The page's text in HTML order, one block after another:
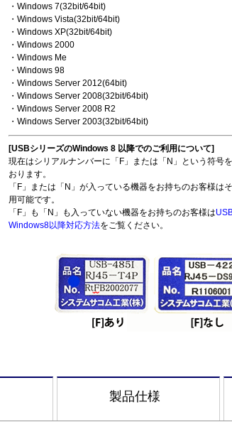
・Windows 7(32bit/64bit)
・Windows Vista(32bit/64bit)
・Windows XP(32bit/64bit)
・Windows 2000
・Windows Me
・Windows 98
・Windows Server 2012(64bit)
・Windows Server 2008(32bit/64bit)
・Windows Server 2008 R2
・Windows Server 2003(32bit/64bit)
[USBシリーズのWindows 8 以降でのご利用について]
現在はシリアルナンバーに「F」または「N」という符号
おります。
「F」または「N」が入っている機器をお持ちのお客様は
用可能です。
「F」も「N」も入っていない機器をお持ちのお客様は
Windows8以降対応方法をご覧ください。
製品仕様